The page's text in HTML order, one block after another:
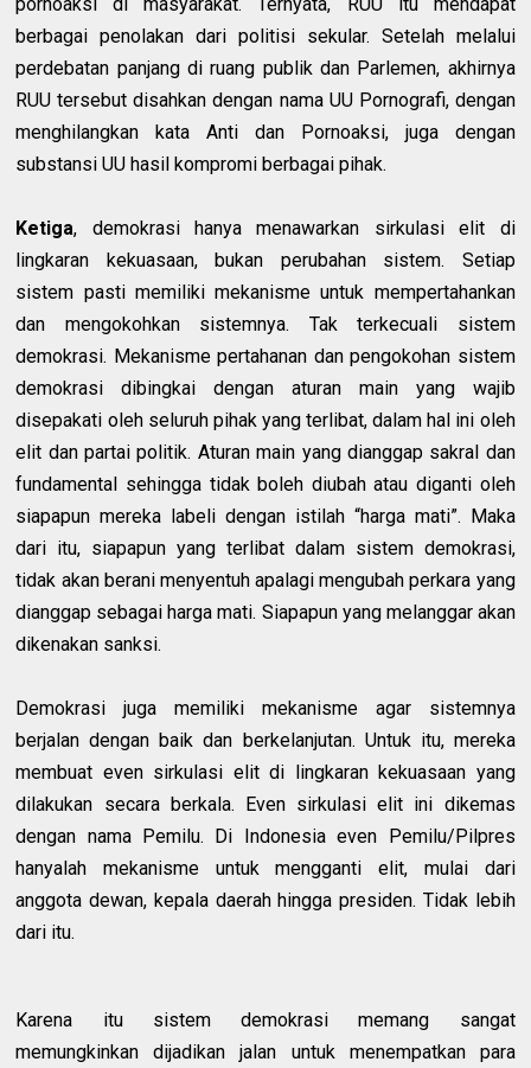
berbagai penolakan dari politisi sekular. Setelah melalui
perdebatan panjang di ruang publik dan Parlemen, akhirnya
RUU tersebut disahkan dengan nama UU Pornografi, dengan
menghilangkan kata Anti dan Pornoaksi, juga dengan
substansi UU hasil kompromi berbagai pihak.
Ketiga, demokrasi hanya menawarkan sirkulasi elit di
lingkaran kekuasaan, bukan perubahan sistem. Setiap
sistem pasti memiliki mekanisme untuk mempertahankan
dan mengokohkan sistemnya. Tak terkecuali sistem
demokrasi. Mekanisme pertahanan dan pengokohan sistem
demokrasi dibingkai dengan aturan main yang wajib
disepakati oleh seluruh pihak yang terlibat, dalam hal ini oleh
elit dan partai politik. Aturan main yang dianggap sakral dan
fundamental sehingga tidak boleh diubah atau diganti oleh
siapapun mereka labeli dengan istilah “harga mati”. Maka
dari itu, siapapun yang terlibat dalam sistem demokrasi,
tidak akan berani menyentuh apalagi mengubah perkara yang
dianggap sebagai harga mati. Siapapun yang melanggar akan
dikenakan sanksi.
Demokrasi juga memiliki mekanisme agar sistemnya
berjalan dengan baik dan berkelanjutan. Untuk itu, mereka
membuat even sirkulasi elit di lingkaran kekuasaan yang
dilakukan secara berkala. Even sirkulasi elit ini dikemas
dengan nama Pemilu. Di Indonesia even Pemilu/Pilpres
hanyalah mekanisme untuk mengganti elit, mulai dari
anggota dewan, kepala daerah hingga presiden. Tidak lebih
dari itu.
Karena itu sistem demokrasi memang sangat
memungkinkan dijadikan jalan untuk menempatkan para